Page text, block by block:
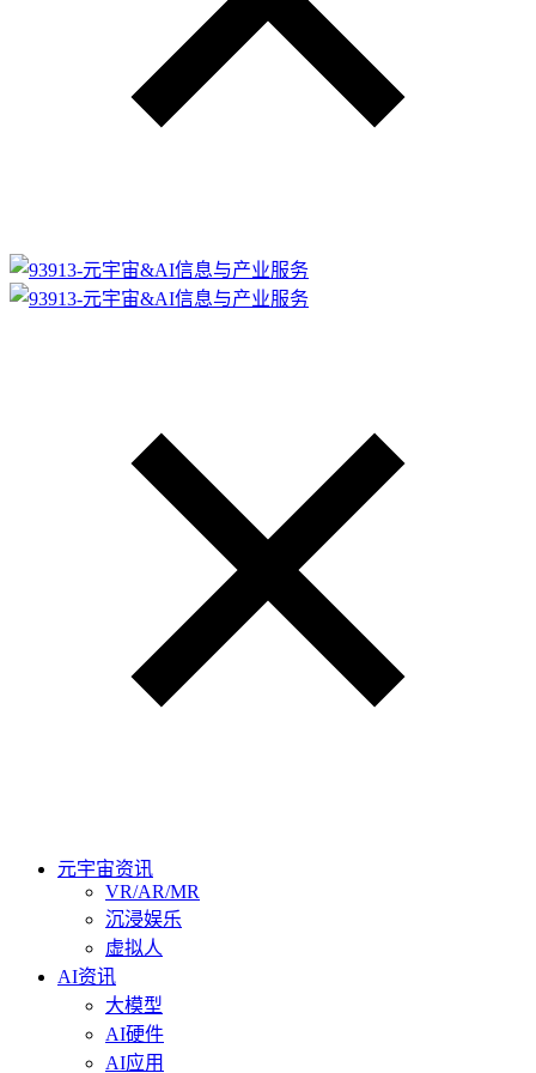
元宇宙资讯
VR/AR/MR
沉浸娱乐
虚拟人
AI资讯
大模型
AI硬件
AI应用